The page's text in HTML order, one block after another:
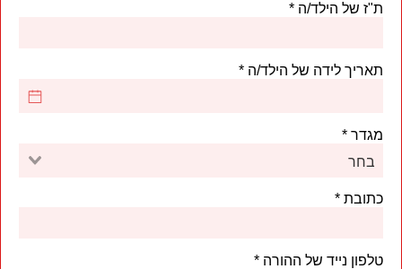
ת"ז של הילד/ה
תאריך לידה של הילד/ה
מגדר
בחר
כתובת
טלפון נייד של ההורה